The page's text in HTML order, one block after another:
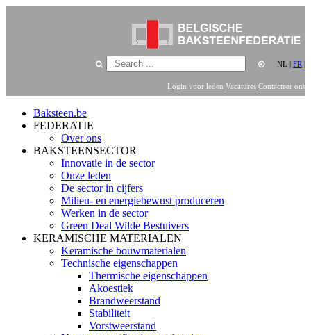
NL | FR |
Login voor leden Vacatures Contacteer ons
Baksteen.be
FEDERATIE
Over ons
BAKSTEENSECTOR
Innovatie in de sector
Onze leden
De sector in cijfers
Milieu- en energiebewust produceren
Werken in de sector
Green Deal Wilde Bestuivers
KERAMISCHE MATERIALEN
Keramische bouwmaterialen
Technische eigenschappen
Thermische eigenschappen
Akoestiek
Brandweerstand
Stabiliteit
Vorstweerstand